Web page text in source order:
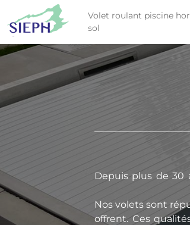
Volet roulant piscine
sol
Depuis plus de 30
Nos volets sont
offrent. Ces